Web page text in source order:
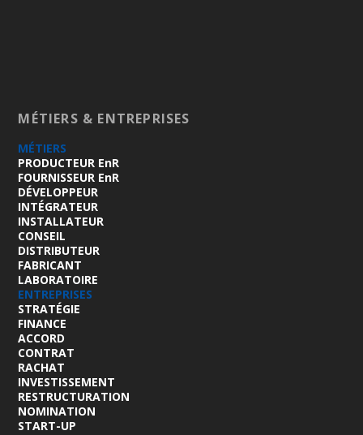
MÉTIERS & ENTREPRISES
MÉTIERS
PRODUCTEUR EnR
FOURNISSEUR EnR
DÉVELOPPEUR
INTÉGRATEUR
INSTALLATEUR
CONSEIL
DISTRIBUTEUR
FABRICANT
LABORATOIRE
ENTREPRISES
STRATÉGIE
FINANCE
ACCORD
CONTRAT
RACHAT
INVESTISSEMENT
RESTRUCTURATION
NOMINATION
START-UP